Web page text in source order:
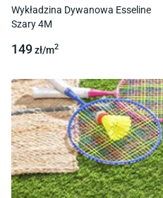
Wykładzina Dywanowa Esseline
Szary 4M
149zł/m2